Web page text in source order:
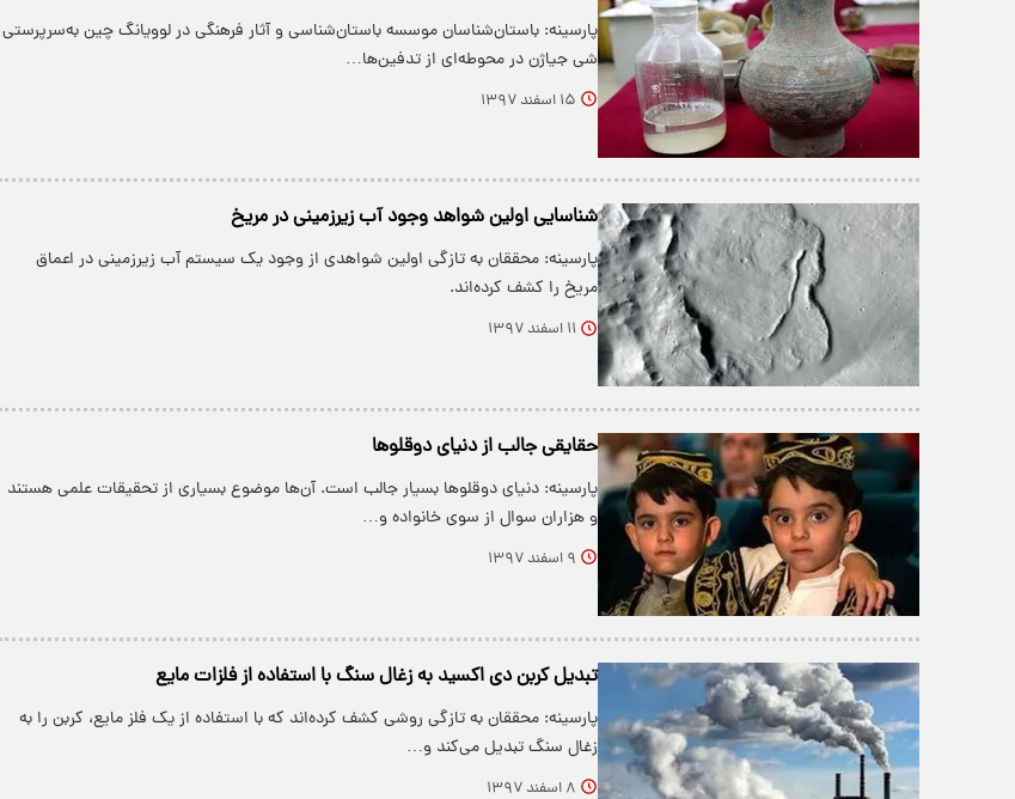
پارسینه: باستان‌شناسان موسسه باستان‌شناسی و آثار فرهنگی در لوویانگ چین به‌سرپرستی
شی جیاژن در محوطه‌ای از تدفین‌ها…
۱۵ اسفند ۱۳۹۷
شناسایی اولین شواهد وجود آب زیرزمینی در مریخ
پارسینه: محققان به تازگی اولین شواهدی از وجود یک سیستم آب زیرزمینی در اعماق
مریخ را کشف کرده‌اند.
۱۱ اسفند ۱۳۹۷
حقایقی جالب از دنیای دوقلو‌ها
پارسینه: دنیای دوقلو‌ها بسیار جالب است. آن‌ها موضوع بسیاری از تحقیقات علمی هستند
و هزاران سوال از سوی خانواده و…
۹ اسفند ۱۳۹۷
تبدیل کربن دی اکسید به زغال سنگ با استفاده از فلزات مایع
پارسینه: محققان به تازگی روشی کشف کرده‌اند که با استفاده از یک فلز مایع، کربن را به
زغال سنگ تبدیل می‌کند و…
۸ اسفند ۱۳۹۷